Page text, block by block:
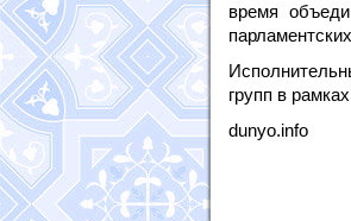
время
групп в
dunyo.info